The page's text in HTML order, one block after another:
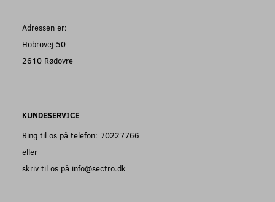
Adressen er:
Hobrovej 50
2610 Rødovre
KUNDESERVICE
Ring til os på telefon: 70227766
eller
skriv til os på info@sectro.dk